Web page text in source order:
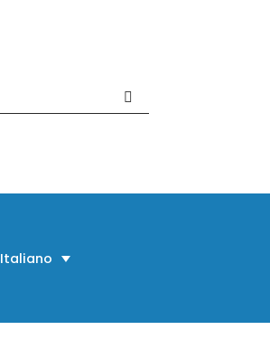
Italiano